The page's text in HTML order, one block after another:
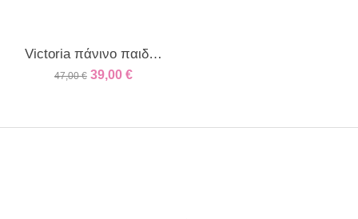
Victoria πάνινο παιδικό παπούτσι μπλε
47,00 € 39,00 €